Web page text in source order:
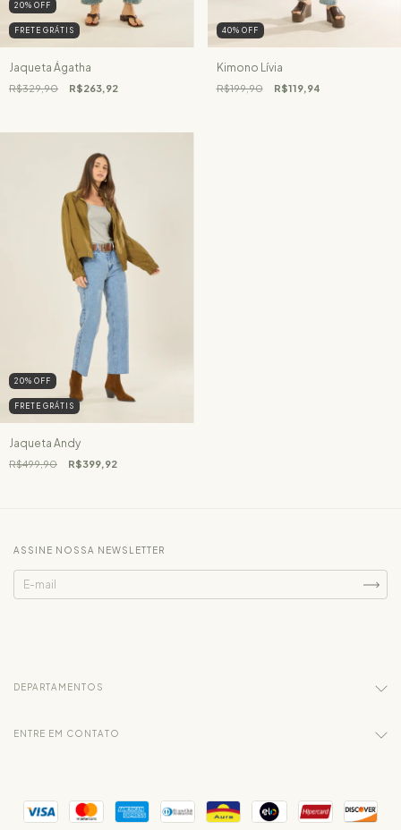
20% OFF
FRETE GRÁTIS
Jaqueta Ágatha
R$329,90 R$263,92
40% OFF
Kimono Lívia
R$199,90 R$119,94
20% OFF
FRETE GRÁTIS
Jaqueta Andy
R$499,90 R$399,92
ASSINE NOSSA NEWSLETTER
DEPARTAMENTOS
ENTRE EM CONTATO